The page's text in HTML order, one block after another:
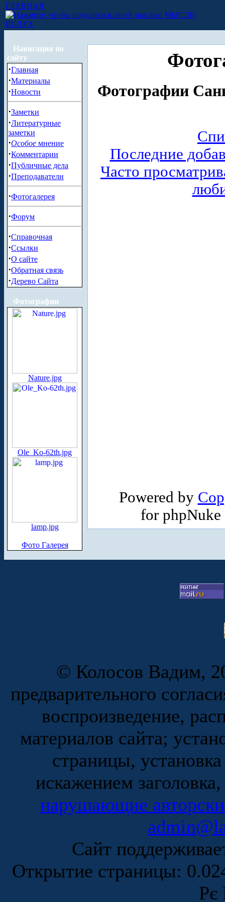
ГЛАВНАЯ
МЫСЛИ
ВСЛУХ
Навигация по
сайту
·Главная
·Материалы
·Новости
·Заметки
·Литературные
заметки
·Особое мнение
·Комментарии
·Публичные дела
·Преподаватели
·Фотогалерея
·Форум
·Справочная
·Ссылки
·О сайте
·Обратная связь
·Дерево Сайта
Фотографии
Nature.jpg
Ole_Ko-62th.jpg
lamp.jpg
Фото Галерея
Фотографии
Последние
Часто
Powered by
for
© Колосов Вадим,
предварительного
воспроизведение,
материалов сайта;
страницы,
искажением
нарушающие
Сайт
Открытие страницы:
Рє